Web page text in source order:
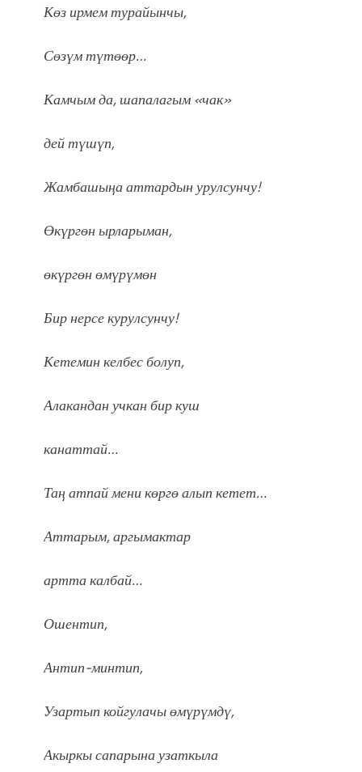
Көз ирмем турайынчы,
Сөзүм түтөөр…
Камчым да, шапалагым «чак»
дей түшүп,
Жамбашыӊа аттардын урулсунчу!
Өкүргөн ырларыман,
өкүргөн өмүрүмөн
Бир нерсе курулсунчу!
Кетемин келбес болуп,
Алакандан учкан бир куш
канаттай…
Таӊ атпай мени көргө алып кетет…
Аттарым, аргымактар
артта калбай…
Ошентип,
Антип-минтип,
Узартып койгулачы өмүрүмдү,
Акыркы сапарына узаткыла